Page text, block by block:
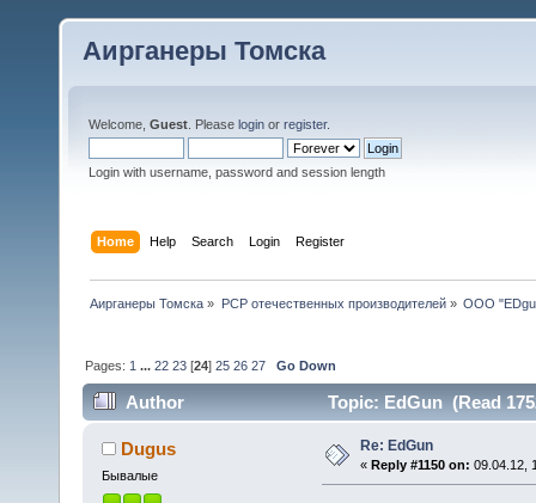
Аирганеры Томска
Welcome, Guest . Please login or register.
Login with username, password and session length
Home Help Search Login Register
Аирганеры Томска » PCP отечественных производителей» ООО
Pages: 1 ...22 23 [24]25 26 27 Go Down
Author Topic: EdGun (Read
Dugus
Бывалые
Re: EdGun
« Reply #1150 on: 09.04.12,